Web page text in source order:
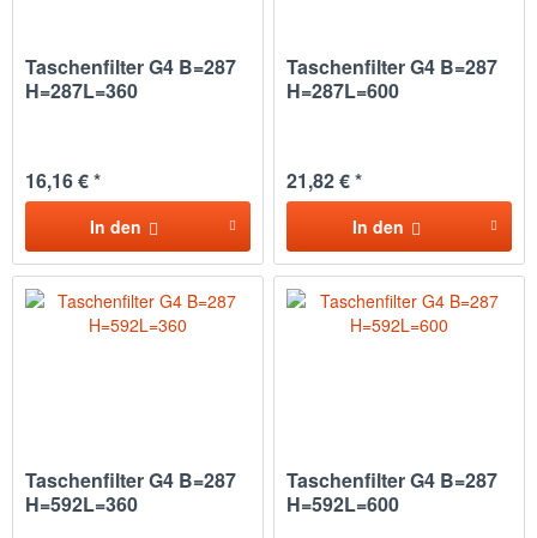
Taschenfilter G4 B=287
H=287L=360
16,16 € *
In den
Taschenfilter G4 B=287
H=287L=600
21,82 € *
In den
Taschenfilter G4 B=287
H=592L=360
Taschenfilter G4 B=287
H=592L=600